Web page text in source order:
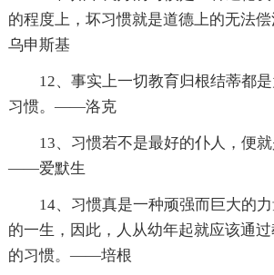
的程度上，坏习惯就是道德上的无法
乌申斯基
12、事实上一切教育归根结蒂都
习惯。——洛克
13、习惯若不是最好的仆人，便就
——爱默生
14、习惯真是一种顽强而巨大的
的一生，因此，人从幼年起就应该通
的习惯。——培根